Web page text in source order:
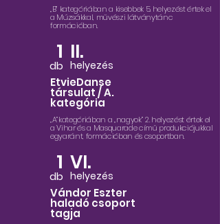
„B” kategóriában a kisebbek 5. helyezést értek el
a Múzsákkal, művészi látványtánc
formációban.
1
db
II.
helyezés
EtvieDanse
társulat / A.
kategória
„A”kategóriában a „nagyok” 2. helyezést értek el
a Vihar és a Masquarade című produkciójukkal
egyaránt, formációban és csoportban.
1
db
VI.
helyezés
Vándor Eszter
haladó csoport
tagja